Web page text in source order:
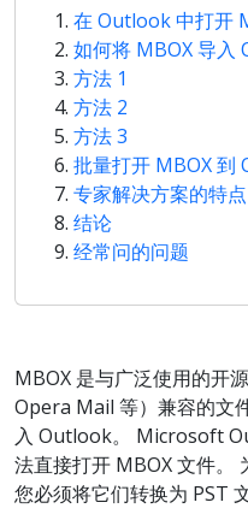
在 Outlook 中打开
如何将 MBOX 导入
方法 1
方法 2
方法 3
批量打开 MBOX 到
专家解决方案的特点
结论
经常问的问题
MBOX 是与广泛使用的开
Opera Mail 等）兼容的文
入 Outlook。 Microsoft
法直接打开 MBOX 文件。
您必须将它们转换为 PST 文